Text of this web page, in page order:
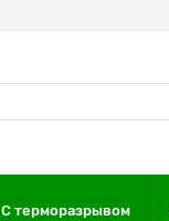
С терморазрывом